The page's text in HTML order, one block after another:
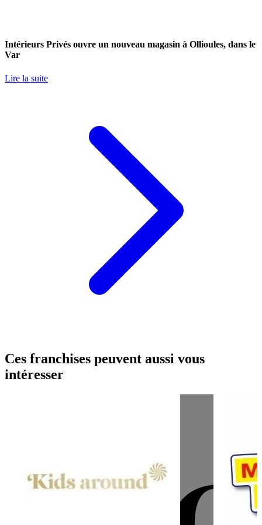
Intérieurs Privés ouvre un nouveau magasin à Ollioules, dans le
Var
Lire la suite
Ces franchises peuvent aussi vous
intéresser